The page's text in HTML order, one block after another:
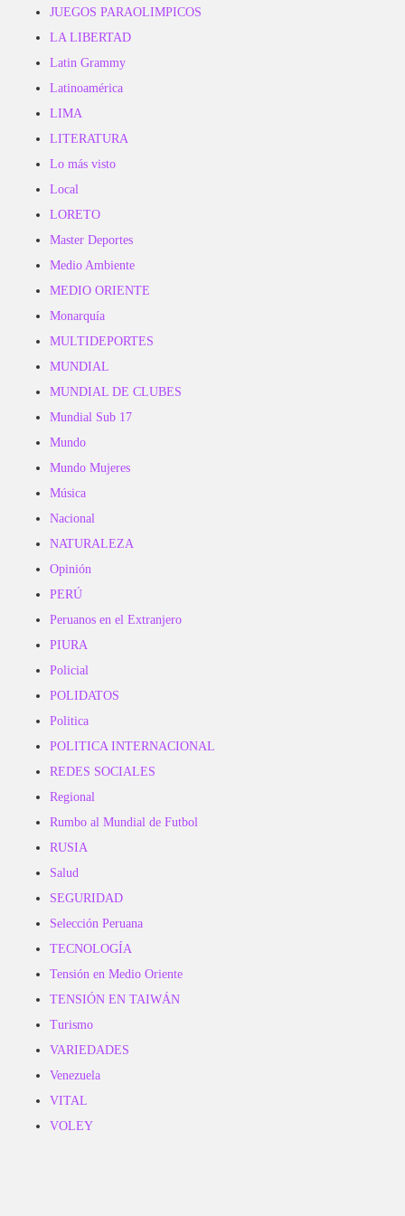
JUEGOS PARAOLIMPICOS
LA LIBERTAD
Latin Grammy
Latinoamérica
LIMA
LITERATURA
Lo más visto
Local
LORETO
Master Deportes
Medio Ambiente
MEDIO ORIENTE
Monarquía
MULTIDEPORTES
MUNDIAL
MUNDIAL DE CLUBES
Mundial Sub 17
Mundo
Mundo Mujeres
Música
Nacional
NATURALEZA
Opinión
PERÚ
Peruanos en el Extranjero
PIURA
Policial
POLIDATOS
Politica
POLITICA INTERNACIONAL
REDES SOCIALES
Regional
Rumbo al Mundial de Futbol
RUSIA
Salud
SEGURIDAD
Selección Peruana
TECNOLOGÍA
Tensión en Medio Oriente
TENSIÓN EN TAIWÁN
Turismo
VARIEDADES
Venezuela
VITAL
VOLEY